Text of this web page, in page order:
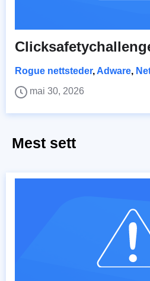
Rogue nettsteder, Adware,
mai 30, 2026
Mest sett